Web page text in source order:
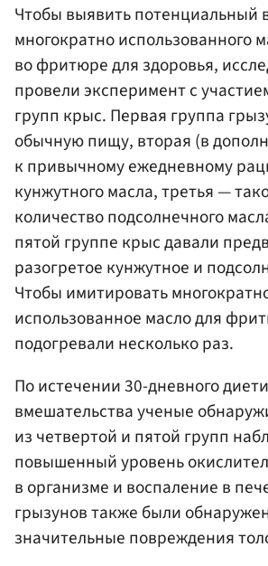
Чтобы выявить потенциальный
многократно использованного
во фритюре для здоровья,
провели эксперимент с
групп крыс. Первая группа
обычную пищу, вторая (в
к привычному ежедневному
кунжутного масла, третья —
количество подсолнечного
пятой группе крыс давали
разогретое кунжутное и
Чтобы имитировать
использованное масло для
подогревали несколько раз.
По истечении 30-дневного
вмешательства ученые
из четвертой и пятой групп
повышенный уровень
в организме и воспаление в
грызунов также были
значительные повреждения